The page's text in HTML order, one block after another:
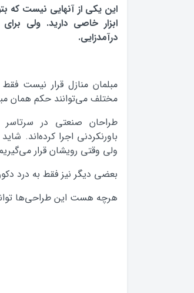
این یکی از آنهایی نیست که
ابزار خاصی دارید. ولی
درآمدزایی.
مبلمان منازل قرار نیست
مختلف می‌توانند حکم همان
طراحان صنعتی در سرتاسر
باورنکردنی اجرا کرده‌اند.
ولی وقتی رویشان قرار
بعضی دیگر نیز فقط به درد
هرچه هست این طراحی‌ها